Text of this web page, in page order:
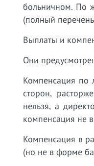
больничном. По
(полный
Выплаты и
Они
Компенсация по
сторон,
нельзя, а
компенсация не
Компенсация в
(но не в форме